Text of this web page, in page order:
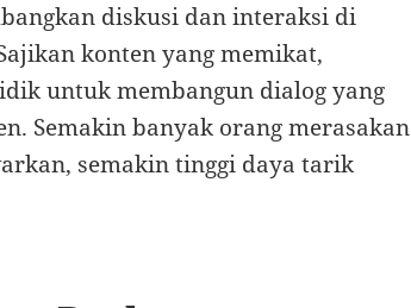
diskusi dan interaksi di
konten yang memikat,
untuk membangun dialog yang
Semakin banyak orang merasakan
semakin tinggi daya tarik